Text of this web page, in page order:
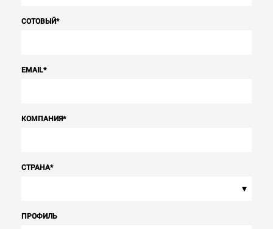
СОТОВЫЙ*
EMAIL*
КОМПАНИЯ*
СТРАНА*
▾
ПРОФИЛЬ